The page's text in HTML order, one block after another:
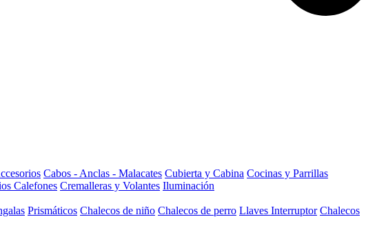
Cabos - Anclas - Malacates Cubierta y Cabina Cocinas y Parrillas
Calefones Cremalleras y Volantes Iluminación
Prismáticos Chalecos de niño Chalecos de perro Llaves Interruptor Chalecos